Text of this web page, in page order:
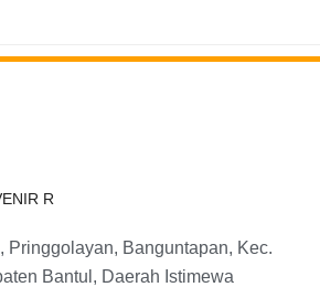
Pringgolayan, Banguntapan, Kec.
Bantul, Daerah Istimewa